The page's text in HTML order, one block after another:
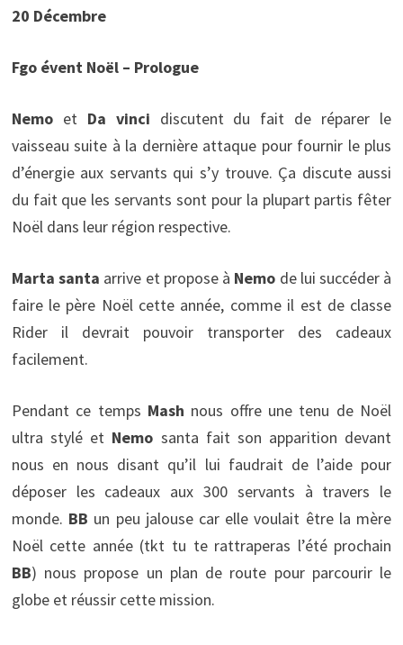
20 Décembre
Fgo évent Noël – Prologue
Nemo et Da vinci discutent du fait de réparer le
vaisseau suite à la dernière attaque pour fournir le plus
d’énergie aux servants qui s’y trouve. Ça discute aussi
du fait que les servants sont pour la plupart partis fêter
Noël dans leur région respective.
Marta santa arrive et propose à Nemo de lui succéder à
faire le père Noël cette année, comme il est de classe
Rider il devrait pouvoir transporter des cadeaux
facilement.
Pendant ce temps Mash nous offre une tenu de Noël
ultra stylé et Nemo santa fait son apparition devant
nous en nous disant qu’il lui faudrait de l’aide pour
déposer les cadeaux aux 300 servants à travers le
monde. BB un peu jalouse car elle voulait être la mère
Noël cette année (tkt tu te rattraperas l’été prochain
BB) nous propose un plan de route pour parcourir le
globe et réussir cette mission.